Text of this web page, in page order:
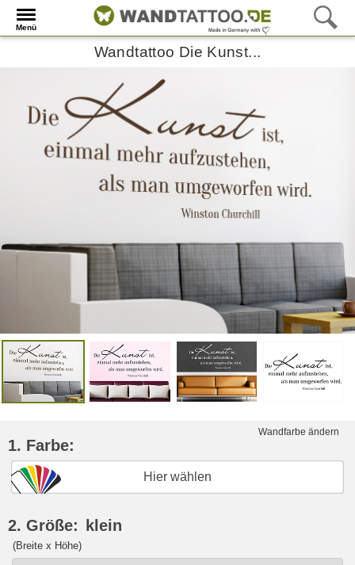
Menü
Wandtattoo Die Kunst...
Wandfarbe ändern
1. Farbe:
Hier wählen
2. Größe: klein
(Breite x Höhe)